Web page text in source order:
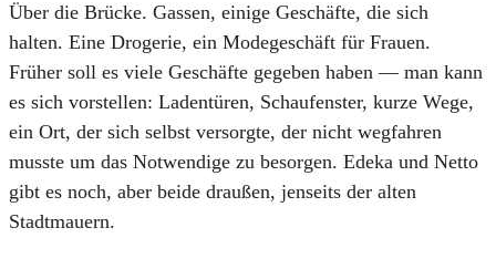
Über die Brücke. Gassen, einige Geschäfte, die sich
halten. Eine Drogerie, ein Modegeschäft für Frauen.
Früher soll es viele Geschäfte gegeben haben — man kann
es sich vorstellen: Ladentüren, Schaufenster, kurze Wege,
ein Ort, der sich selbst versorgte, der nicht wegfahren
musste um das Notwendige zu besorgen. Edeka und Netto
gibt es noch, aber beide draußen, jenseits der alten
Stadtmauern.